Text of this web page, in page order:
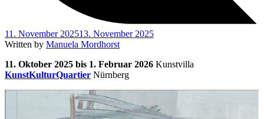
11. November 202513. November 2025
Written by Manuela Mordhorst
11. Oktober 2025 bis 1. Februar 2026 Kunstvilla
KunstKulturQuartier Nürnberg